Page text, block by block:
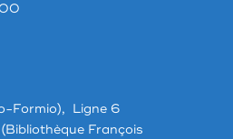
Formio), Ligne 6
François